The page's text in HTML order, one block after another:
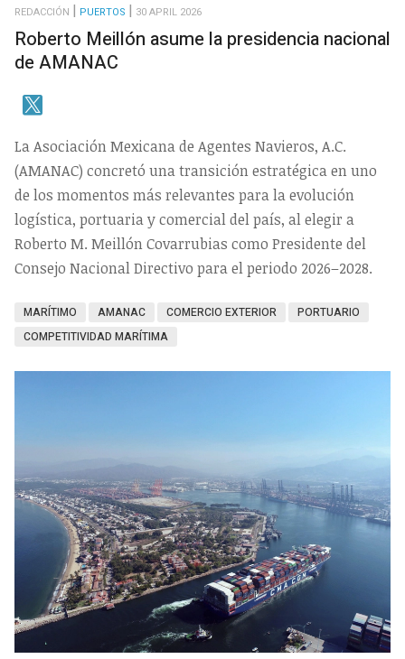
REDACCIÓN PUERTOS 30 APRIL 2026
Roberto Meillón asume la presidencia nacional
de AMANAC
La Asociación Mexicana de Agentes Navieros, A.C.
(AMANAC) concretó una transición estratégica en uno
de los momentos más relevantes para la evolución
logística, portuaria y comercial del país, al elegir a
Roberto M. Meillón Covarrubias como Presidente del
Consejo Nacional Directivo para el periodo 2026–2028.
MARÍTIMO AMANAC COMERCIO EXTERIOR
PORTUARIO
COMPETITIVIDAD MARÍTIMA